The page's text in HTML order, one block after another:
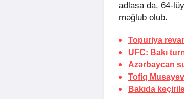
adlasa da, 64-
məğlub olub.
Topuriya
UFC: Bakı
Azərbaycan
Tofiq
Bakıda